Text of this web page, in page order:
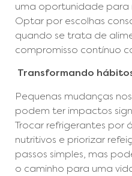
uma oportunidade para
Optar por escolhas
quando se trata de
compromisso contínuo
Transformando
Pequenas mudanças
podem ter impactos
Trocar refrigerantes por
nutritivos e priorizar
passos simples, mas
o caminho para uma